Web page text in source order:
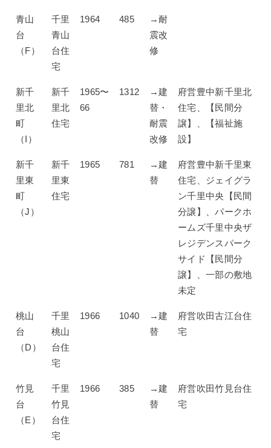
青山
台
（F）
千里
青山
台住
宅
1964 485
→耐
震改
修
新千
里北
町
（I）
新千
里北
住宅
1965〜
66
1312
→建
替・
耐震
改修
府営豊中新千里北
住宅、【民間分
譲】、【福祉施
設】
新千
里東
町
（J）
新千
里東
住宅
1965 781
→建
替
府営豊中新千里東
住宅、ジェイグラ
ン千里中央【民間
分譲】、パークホ
ームズ千里中央ザ
レジデンスパーク
サイド【民間分
譲】、一部の敷地
未定
桃山
台
（D）
千里
桃山
台住
宅
1966 1040
→建
替
府営吹田古江台住
宅
竹見
台
（E）
千里
竹見
台住
宅
1966 385
→建
替
府営吹田竹見台住
宅